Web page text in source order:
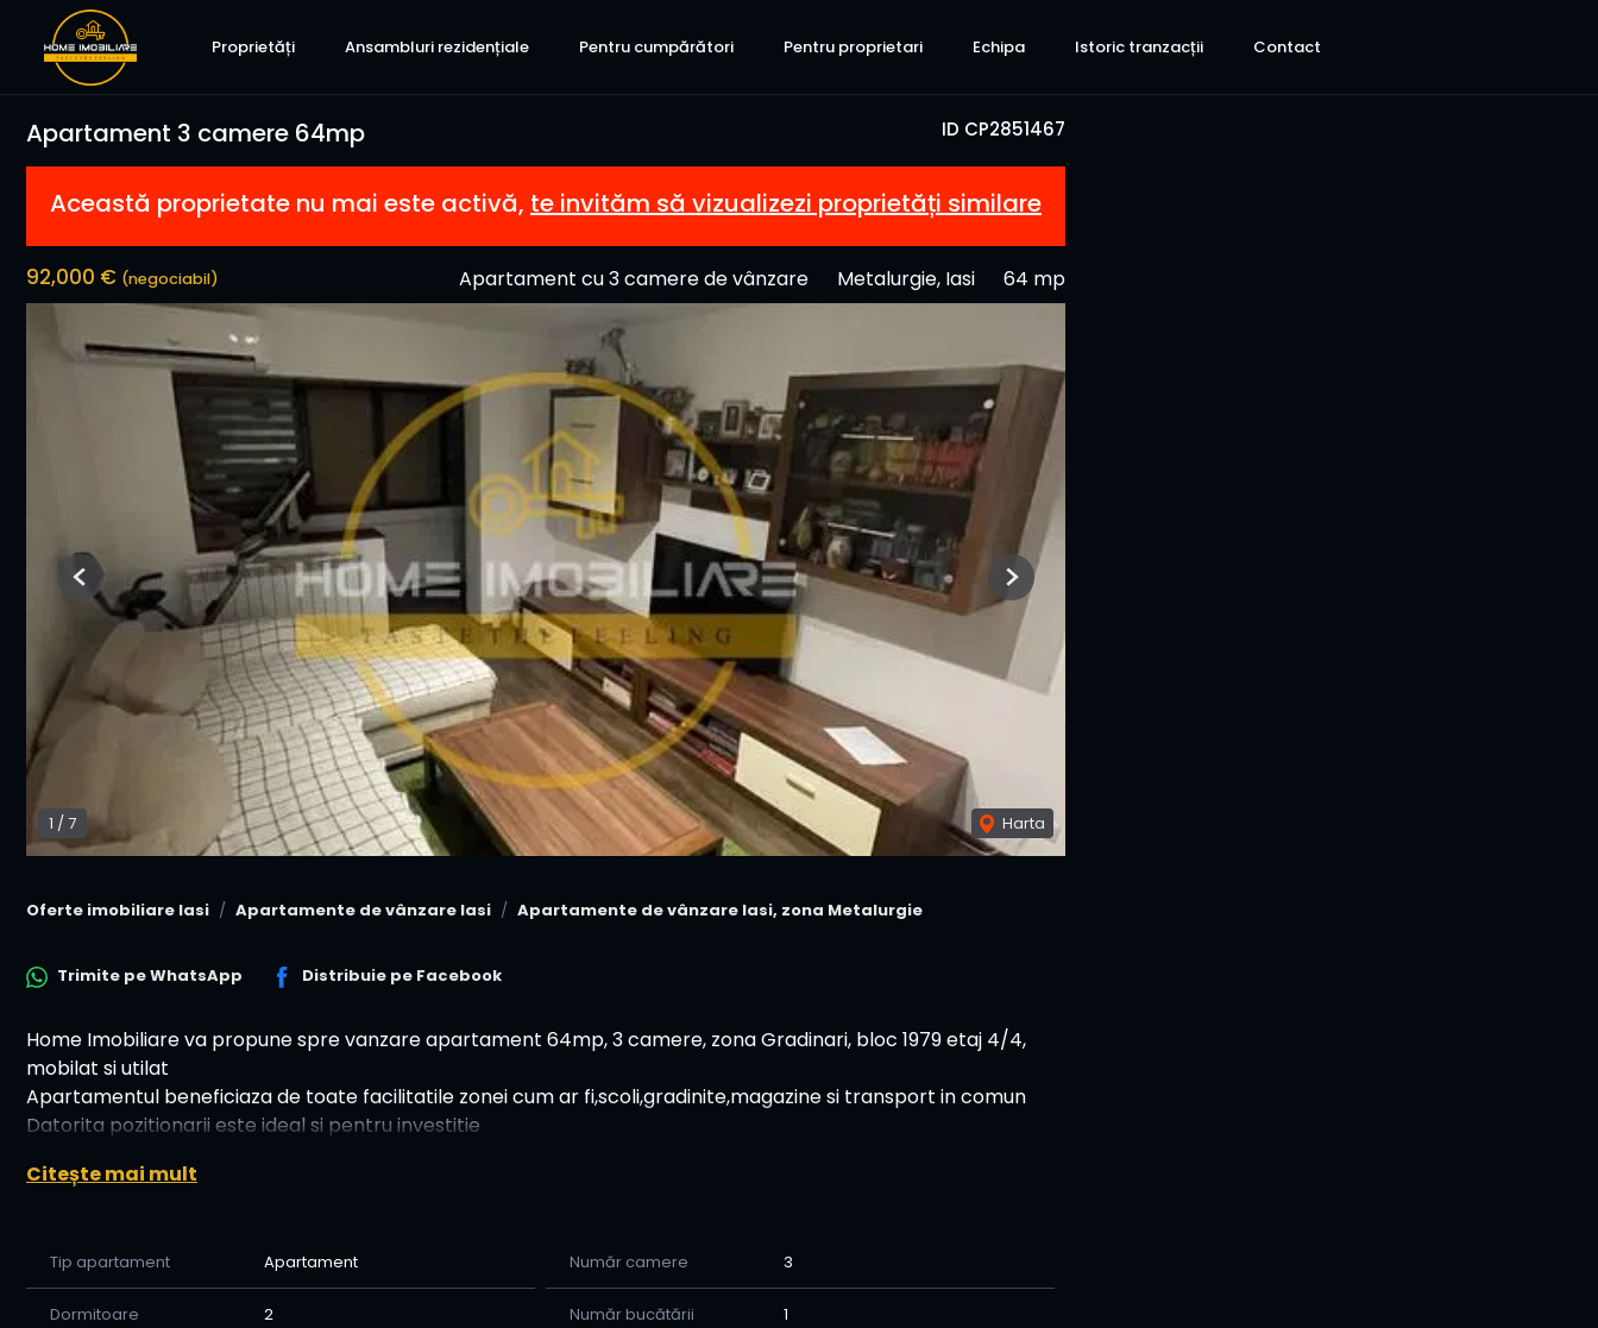
Proprietăți Ansambluri rezidențiale Pentru cumpărători Pentru proprietari Echipa Istoric tranzacții Contact
ID CP2851467
Apartament 3 camere 64mp
Această proprietate nu mai este activă, te invităm să vizualizezi proprietăți similare
92,000 € (negociabil) Apartament cu 3 camere de vânzare Metalurgie, Iasi 64 mp
1 / 7 Harta
Previous Next
Oferte imobiliare Iasi Apartamente de vânzare Iasi Apartamente de vânzare Iasi, zona Metalurgie
Trimite peWhatsApp Distribuie pe Facebook
Home Imobiliare va propune spre vanzare apartament 64mp, 3 camere, zona Gradinari, bloc 1979 etaj 4/4,
mobilat si utilat
Apartamentul beneficiaza de toate facilitatile zonei cum ar fi,scoli,gradinite,magazine si transport in comun
Datorita pozitionarii este ideal si pentru investitie
Citește mai mult
Tip apartament Apartament Număr camere 3
Dormitoare 2 Număr bucătării 1